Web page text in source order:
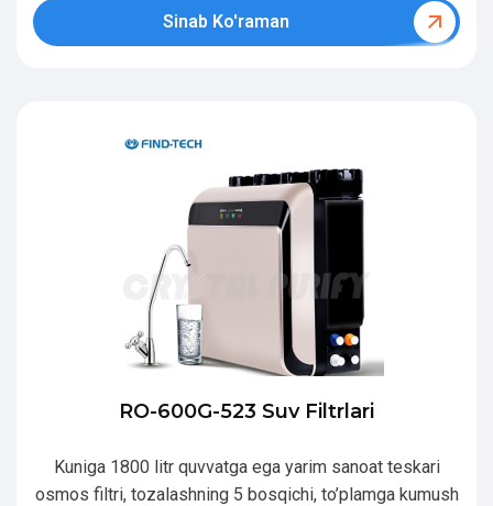
Sinab Ko'raman
RO-600G-523 Suv Filtrlari
Kuniga 1800 litr quvvatga ega yarim sanoat teskari
osmos filtri, tozalashning 5 bosqichi, to’plamga kumush